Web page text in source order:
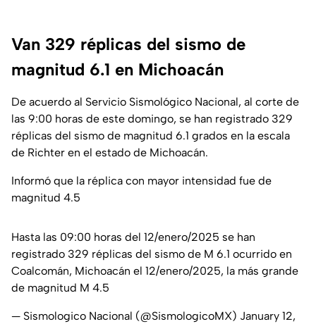
Van 329 réplicas del sismo de
magnitud 6.1 en Michoacán
De acuerdo al Servicio Sismológico Nacional, al corte de
las 9:00 horas de este domingo, se han registrado 329
réplicas del sismo de magnitud 6.1 grados en la escala
de Richter en el estado de Michoacán.
Informó que la réplica con mayor intensidad fue de
magnitud 4.5
Hasta las 09:00 horas del 12/enero/2025 se han
registrado 329 réplicas del sismo de M 6.1 ocurrido en
Coalcomán, Michoacán el 12/enero/2025, la más grande
de magnitud M 4.5
— Sismologico Nacional (@SismologicoMX) January 12,